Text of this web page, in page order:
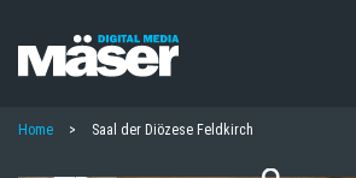
zum
PFADNAVIGATION
Home Saal der Diözese Feldkirch